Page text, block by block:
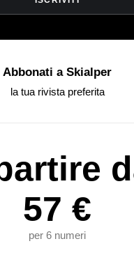
Abbonati a Skialper
la tua rivista preferita
57 €
per 6 numeri